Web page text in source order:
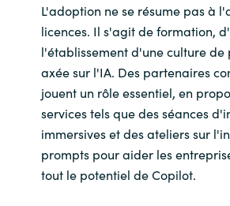
L'adoption ne se résume pas à
licences. Il s'agit de formation,
l'établissement d'une culture de
axée sur l'IA. Des partenaires
jouent un rôle essentiel, en
services tels que des séances
immersives et des ateliers sur
prompts pour aider les
tout le potentiel de Copilot.